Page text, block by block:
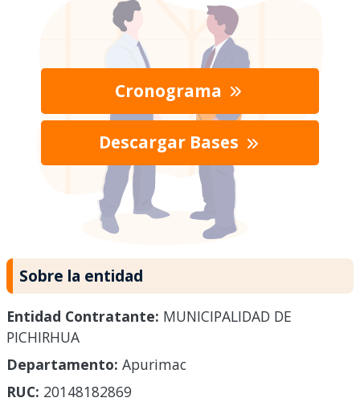
Cronograma
Descargar Bases
Sobre la entidad
Entidad Contratante: MUNICIPALIDAD DE
PICHIRHUA
Departamento: Apurimac
RUC: 20148182869